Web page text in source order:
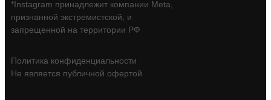
*Instagram принадлежит компании Meta,
признанной экстремистской, и
запрещенной на территории РФ
Политика конфиденциальности
Не является публичной офертой